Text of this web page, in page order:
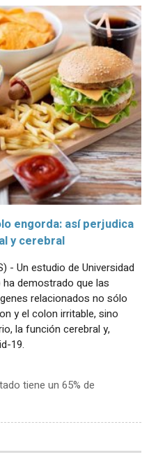
engorda: así perjudica
y cerebral
- Un estudio de Universidad
ha demostrado que las
relacionados no sólo
y el colon irritable, sino
la función cerebral y,
19.
tiene un 65% de